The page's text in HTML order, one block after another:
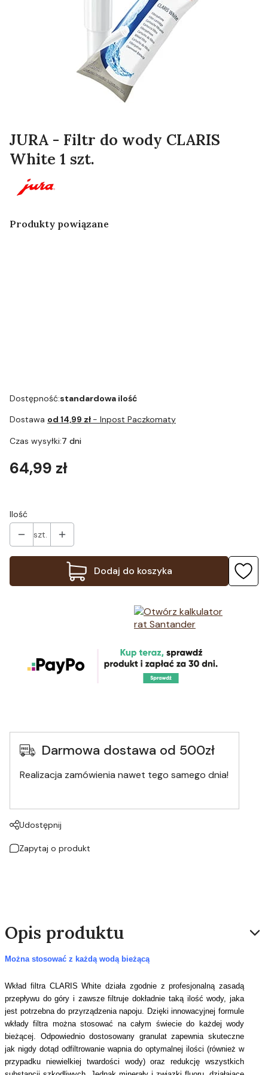
JURA - Filtr do wody CLARIS
White 1 szt.
Produkty powiązane
Dostępność:standardowa ilość
Dostawa od 14,99 zł - Inpost Paczkomaty
Czas wysyłki:7 dni
Cena
64,99 zł
Ilość
szt.
Dodaj do koszyka
Darmowa dostawa od 500zł
Realizacja zamówienia nawet tego samego dnia!
Udostępnij
Zapytaj o produkt
Opis produktu
Można stosować z każdą wodą bieżącą
Wkład filtra CLARIS White działa zgodnie z profesjonalną zasadą
przepływu do góry i zawsze filtruje dokładnie taką ilość wody, jaka
jest potrzebna do przyrządzenia napoju. Dzięki innowacyjnej formule
wkłady filtra można stosować na całym świecie do każdej wody
bieżącej. Odpowiednio dostosowany granulat zapewnia skuteczne
jak nigdy dotąd odfiltrowanie wapnia do optymalnej ilości (również w
przypadku niewielkiej twardości wody) oraz redukcję wszystkich